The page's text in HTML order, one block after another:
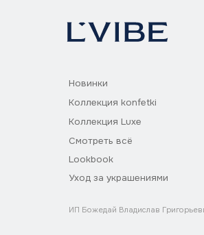
Lookbook
Смотреть всё
ИП Божедай Владислав Григорьевич